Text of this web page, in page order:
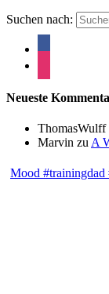
Suchen nach:
Neueste
ThomasWulff
Marvin zu A
Mood